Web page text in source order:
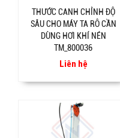
THƯỚC CANH CHỈNH ĐỘ
SÂU CHO MÁY TA RÔ CẦN
DÙNG HƠI KHÍ NÉN
TM_800036
Liên hệ